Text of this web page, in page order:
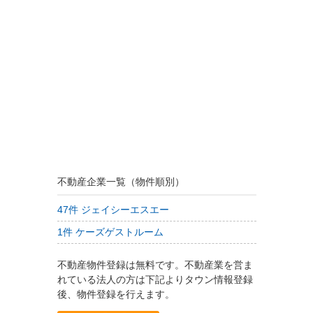
不動産企業一覧（物件順別）
47件 ジェイシーエスエー
1件 ケーズゲストルーム
不動産物件登録は無料です。不動産業を営ま
れている法人の方は下記よりタウン情報登録
後、物件登録を行えます。